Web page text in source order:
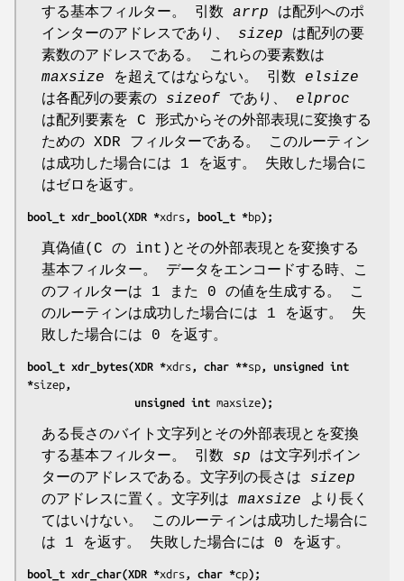
する基本フィルター。 引数 arrp は配列へのポ
インターのアドレスであり、 sizep は配列の要
素数のアドレスである。 これらの要素数は
maxsize を超えてはならない。 引数 elsize
は各配列の要素の sizeof であり、 elproc
は配列要素を C 形式からその外部表現に変換する
ための XDR フィルターである。 このルーティン
は成功した場合には 1 を返す。 失敗した場合に
はゼロを返す。
bool_t xdr_bool(XDR *xdrs , bool_t *bp);
真偽値(C の int)とその外部表現とを変換する
基本フィルター。 データをエンコードする時、こ
のフィルターは 1 また 0 の値を生成する。 こ
のルーティンは成功した場合には 1 を返す。 失
敗した場合には 0 を返す。
bool_t xdr_bytes(XDR *xdrs , char **sp , unsigned int
*sizep ,
                 unsigned int
maxsize);
ある長さのバイト文字列とその外部表現とを変換
する基本フィルター。 引数 sp は文字列ポイン
ターのアドレスである。文字列の長さは sizep
のアドレスに置く。文字列は maxsize より長く
てはいけない。 このルーティンは成功した場合に
は 1 を返す。 失敗した場合には 0 を返す。
bool_t xdr_char(XDR *xdrs , char *cp);